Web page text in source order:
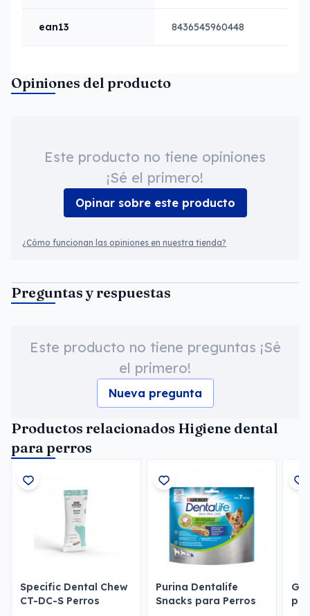
ean13 8436545960448
Opiniones del producto
Este producto no tiene opiniones
¡Sé el primero!
Opinar sobre este producto
¿Cómo funcionan las opiniones en nuestra tienda?
Preguntas y respuestas
Este producto no tiene preguntas ¡Sé
el primero!
Nueva pregunta
Productos relacionados Higiene dental
para perros
Specific Dental Chew
CT-DC-S Perros
Purina Dentalife
Snacks para Perros